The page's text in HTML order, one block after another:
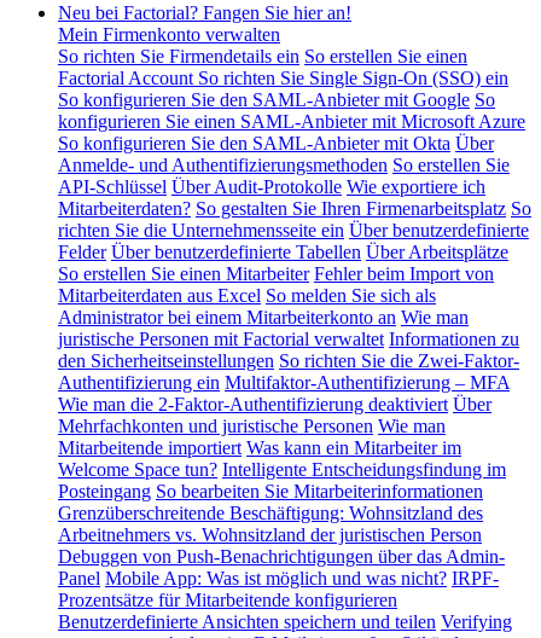
Neu bei Factorial? Fangen Sie hier an!
Mein Firmenkonto verwalten
So richten Sie Firmendetails ein So erstellen Sie einen
Factorial Account So richten Sie Single Sign-On (SSO) ein
So konfigurieren Sie den SAML-Anbieter mit Google So
konfigurieren Sie einen SAML-Anbieter mit Microsoft Azure
So konfigurieren Sie den SAML-Anbieter mit Okta Über
Anmelde- und Authentifizierungsmethoden So erstellen Sie
API-Schlüssel Über Audit-Protokolle Wie exportiere ich
Mitarbeiterdaten? So gestalten Sie Ihren Firmenarbeitsplatz So
richten Sie die Unternehmensseite ein Über benutzerdefinierte
Felder Über benutzerdefinierte Tabellen Über Arbeitsplätze
So erstellen Sie einen Mitarbeiter Fehler beim Import von
Mitarbeiterdaten aus Excel So melden Sie sich als
Administrator bei einem Mitarbeiterkonto an Wie man
juristische Personen mit Factorial verwaltet Informationen zu
den Sicherheitseinstellungen So richten Sie die Zwei-Faktor-
Authentifizierung ein Multifaktor-Authentifizierung – MFA
Wie man die 2-Faktor-Authentifizierung deaktiviert Über
Mehrfachkonten und juristische Personen Wie man
Mitarbeitende importiert Was kann ein Mitarbeiter im
Welcome Space tun? Intelligente Entscheidungsfindung im
Posteingang So bearbeiten Sie Mitarbeiterinformationen
Grenzüberschreitende Beschäftigung: Wohnsitzland des
Arbeitnehmers vs. Wohnsitzland der juristischen Person
Debuggen von Push-Benachrichtigungen über das Admin-
Panel Mobile App: Was ist möglich und was nicht? IRPF-
Prozentsätze für Mitarbeitende konfigurieren
Benutzerdefinierte Ansichten speichern und teilen Verifying